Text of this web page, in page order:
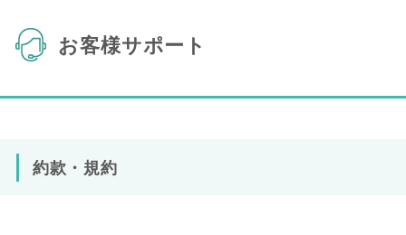
お客様サポート
約款・規約